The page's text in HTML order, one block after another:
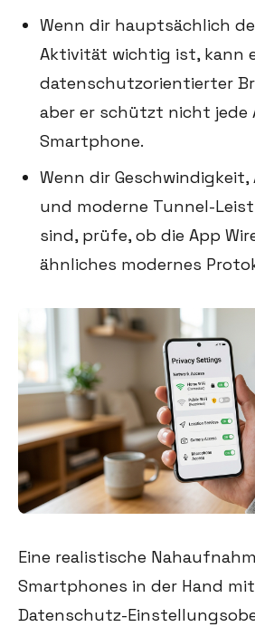
Wenn dir hauptsächlich
Aktivität wichtig ist, kann
datenschutzorientierter
aber er schützt nicht jede
Smartphone.
Wenn dir
und moderne Tunnel-
sind, prüfe, ob die App
ähnliches modernes
Eine realistische
Smartphones in der Hand
Datenschutz-